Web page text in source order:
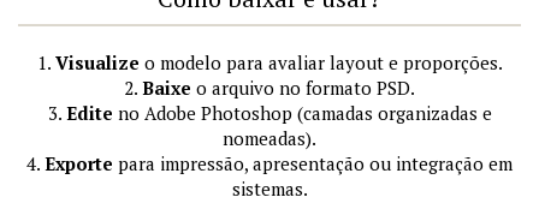
1. Visualize o modelo para avaliar layout e proporções.
2. Baixe o arquivo no formato PSD.
3. Edite no Adobe Photoshop (camadas organizadas e
nomeadas).
4. Exporte para impressão, apresentação ou integração em
sistemas.